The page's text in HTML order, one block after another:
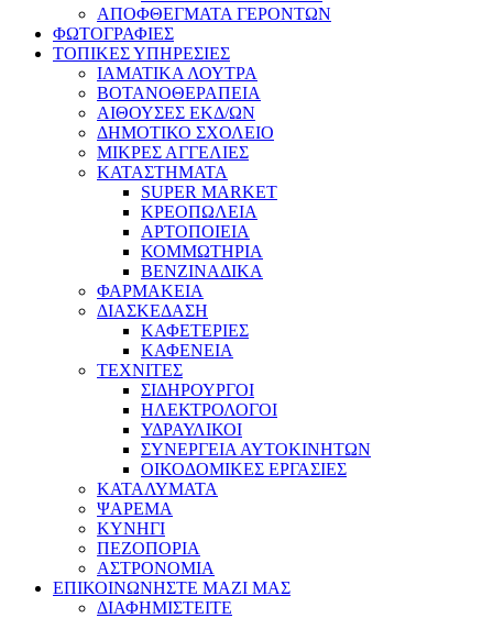
ΑΠΟΦΘΕΓΜΑΤΑ ΓΕΡΟΝΤΩΝ
ΦΩΤΟΓΡΑΦΙΕΣ
ΤΟΠΙΚΕΣ ΥΠΗΡΕΣΙΕΣ
ΙΑΜΑΤΙΚΑ ΛΟΥΤΡΑ
ΒΟΤΑΝΟΘΕΡΑΠΕΙΑ
ΑΙΘΟΥΣΕΣ ΕΚΔ/ΩΝ
ΔΗΜΟΤΙΚΟ ΣΧΟΛΕΙΟ
ΜΙΚΡΕΣ ΑΓΓΕΛΙΕΣ
ΚΑΤΑΣΤΗΜΑΤΑ
SUPER MARKET
ΚΡΕΟΠΩΛΕΙΑ
ΑΡΤΟΠΟΙΕΙΑ
ΚΟΜΜΩΤΗΡΙΑ
ΒΕΝΖΙΝΑΔΙΚΑ
ΦΑΡΜΑΚΕΙΑ
ΔΙΑΣΚΕΔΑΣΗ
ΚΑΦΕΤΕΡΙΕΣ
ΚΑΦΕΝΕΙΑ
ΤΕΧΝΙΤΕΣ
ΣΙΔΗΡΟΥΡΓΟΙ
ΗΛΕΚΤΡΟΛΟΓΟΙ
ΥΔΡΑΥΛΙΚΟΙ
ΣΥΝΕΡΓΕΙΑ ΑΥΤΟΚΙΝΗΤΩΝ
ΟΙΚΟΔΟΜΙΚΕΣ ΕΡΓΑΣΙΕΣ
ΚΑΤΑΛΥΜΑΤΑ
ΨΑΡΕΜΑ
ΚΥΝΗΓΙ
ΠΕΖΟΠΟΡΙΑ
ΑΣΤΡΟΝΟΜΙΑ
ΕΠΙΚΟΙΝΩΝΗΣΤΕ ΜΑΖΙ ΜΑΣ
ΔΙΑΦΗΜΙΣΤΕΙΤΕ